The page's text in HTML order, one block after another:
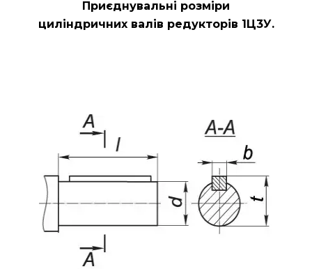
Приєднувальні розміри
циліндричних валів редукторів 1Ц3У.